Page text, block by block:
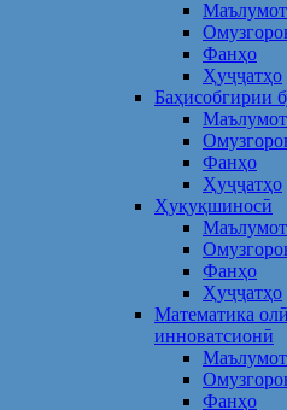
Маълумот
Фанҳо
Ҳуҷҷатҳо
Баҳисобгирии
Маълумот
Фанҳо
Ҳуҷҷатҳо
Ҳуқуқшиносӣ
Маълумот
Фанҳо
Ҳуҷҷатҳо
Математика
инноватсионӣ
Маълумот
Фанҳо